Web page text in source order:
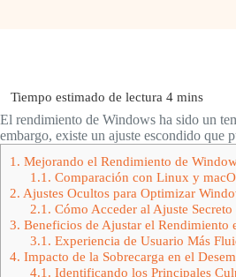
El rendimiento de Windows ha sido un
embargo, existe un ajuste escondido que
1. Mejorando el Rendimiento de
1.1. Comparación con Linux y
2. Ajustes Ocultos para Optimizar
2.1. Cómo Acceder al Ajuste Secreto
3. Beneficios de Ajustar el Rendimiento
3.1. Experiencia de Usuario Más
4. Impacto de la Sobrecarga en el
4.1. Identificando los Principales